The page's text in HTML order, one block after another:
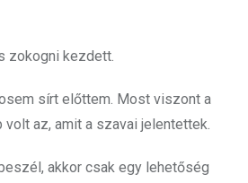
zokogni kezdett.
sírt előttem. Most viszont a
az, amit a szavai jelentettek.
akkor csak egy lehetőség